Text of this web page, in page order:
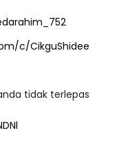
c/CikguShidee
tidak terlepas